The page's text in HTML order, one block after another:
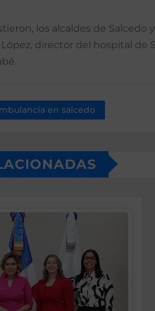
los alcaldes de Salcedo
director del hospital
en salcedo